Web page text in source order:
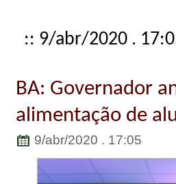
:: 9/abr/2020 .
BA: Governador
alimentação de
9/abr/2020 . 17:05